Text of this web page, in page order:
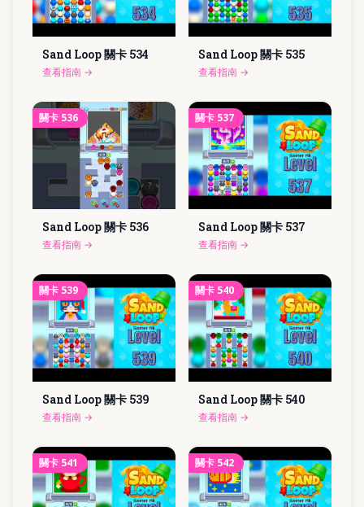
Sand Loop 關卡 534
查看指南 →
Sand Loop 關卡 535
查看指南 →
關卡 536
Sand Loop 關卡 536
查看指南 →
關卡 537
Sand Loop 關卡 537
查看指南 →
關卡 539
Sand Loop 關卡 539
查看指南 →
關卡 540
Sand Loop 關卡 540
查看指南 →
關卡 541 關卡 542